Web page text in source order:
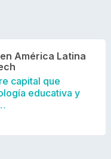
América Latina
capital que
educativa y